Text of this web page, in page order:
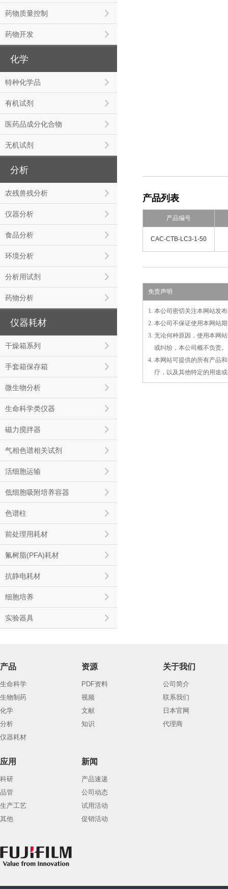
药物质量控制
药物开发
化学
特种化学品
有机试剂
医药品成分化合物
无机试剂
分析
农残兽残分析
仪器分析
食品分析
环境分析
分析用试剂
药物分析
仪器耗材
干燥箱系列
手套箱保存箱
微生物分析
生命科学类仪器
磁力搅拌器
气相色谱相关试剂
活细胞运输
低细胞吸附培养容器
色谱柱
前处理用耗材
氟树脂(PFA)耗材
抗静电耗材
细胞培养
实验器具
产品列表
产品编号
CAC-CTB-LC3-1-50
免责声明
1. 本公司密切关注本网站发
2. 本公司不保证使用本网站
3. 无论何种原因，使用本网
或纠纷，本公司概不负责。
4. 本网站可提供的所有产品
疗，以及其他特定的用途
产品
生命科学
生物制药
化学
分析
仪器耗材
资源
PDF资料
视频
文献
知识
关于我们
公司简介
联系我们
日本官网
代理商
应用
科研
品管
生产工艺
其他
新闻
产品速递
公司动态
试用活动
促销活动